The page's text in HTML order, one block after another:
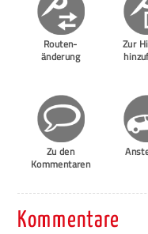
Routen-
änderung
Zur
Zu den
Kommentaren
Kommentare